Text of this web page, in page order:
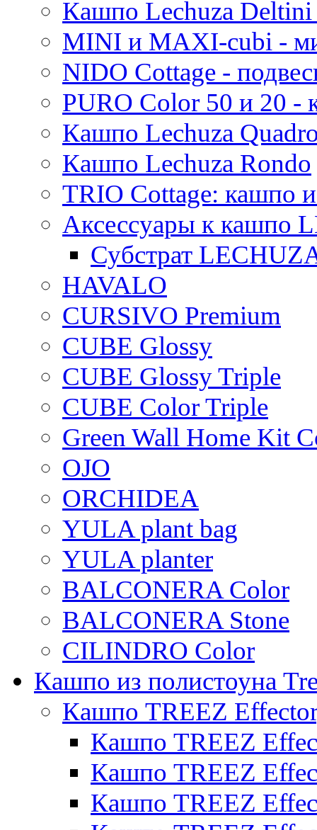
Кашпо Lechuza
MINI и MAXI-cubi -
NIDO Cottage -
PURO Color 50 и 20
Кашпо Lechuza
Кашпо Lechuza Rondo
TRIO Cottage: кашпо
Аксессуары к кашпо
Субстрат
HAVALO
CURSIVO Premium
CUBE Glossy
CUBE Glossy Triple
CUBE Color Triple
Green Wall Home Kit
OJO
ORCHIDEA
YULA plant bag
YULA planter
BALCONERA Color
BALCONERA Stone
CILINDRO Color
Кашпо из полистоуна
Кашпо TREEZ
Кашпо TREEZ
Кашпо TREEZ
Кашпо TREEZ